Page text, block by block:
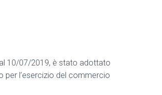
10/07/2019, è stato adottato
per l’esercizio del commercio